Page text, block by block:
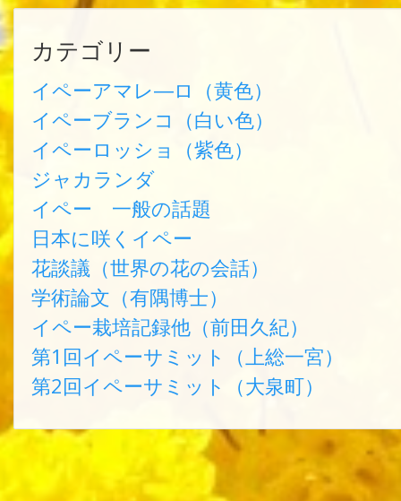
カテゴリー
イペーアマレ―ロ（黄色）
イペーブランコ（白い色）
イペーロッショ（紫色）
ジャカランダ
イペー 一般の話題
日本に咲くイペー
花談議（世界の花の会話）
学術論文（有隅博士）
イペー栽培記録他（前田久紀）
第1回イペーサミット（上総一宮）
第2回イペーサミット（大泉町）